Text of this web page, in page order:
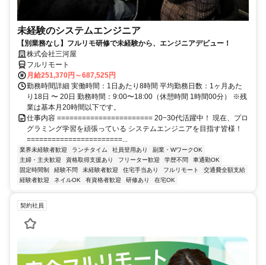
未経験のシステムエンジニア
【別業務なし】フルリモ研修で未経験から、エンジニアデビュー！
株式会社三河屋
フルリモート
月給251,370円～687,525円
勤務時間詳細 実働時間：1日あたり8時間 平均勤務日数：1ヶ月あた
り18日 〜 20日 勤務時間：9:00〜18:00（休憩時間 1時間00分） ※残
業は基本月20時間以下です。
仕事内容 ======================= 20−30代活躍中！ 現在、プロ
グラミング学習を頑張っている システムエンジニアを目指す皆様！
=======================...
業界未経験者歓迎 ランチタイム 社員登用あり
副業・WワークOK
主婦・主夫歓迎
資格取得支援あり フリーター歓迎 学歴不問
車通勤OK
固定時間制
経験不問 未経験者歓迎 住宅手当あり フルリモート
交通費全額支給
経験者歓迎
ネイルOK 有資格者歓迎 研修あり 在宅OK
契約社員